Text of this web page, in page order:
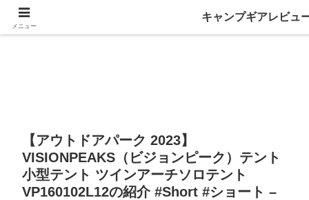
【アウトドアパーク 2023】
VISIONPEAKS（ビジョンピーク）テント
小型テント ツインアーチソロテント
VP160102L12の紹介 #Short #ショート –
メニュー
キャンプギアレビュ